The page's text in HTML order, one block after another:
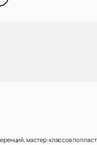
мастер-классов по